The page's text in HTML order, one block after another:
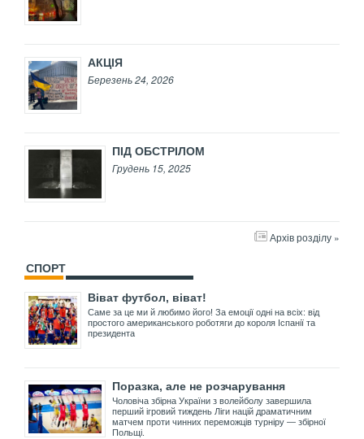
АКЦІЯ
Березень 24, 2026
ПІД ОБСТРІЛОМ
Грудень 15, 2025
Архів розділу »
СПОРТ
Віват футбол, віват!
Саме за це ми й любимо його! За емоції одні на всіх: від
простого американського роботяги до короля Іспанії та
президента
Поразка, але не розчарування
Чоловіча збірна України з волейболу завершила
перший ігровий тиждень Ліги націй драматичним
матчем проти чинних переможців турніру — збірної
Польщі.